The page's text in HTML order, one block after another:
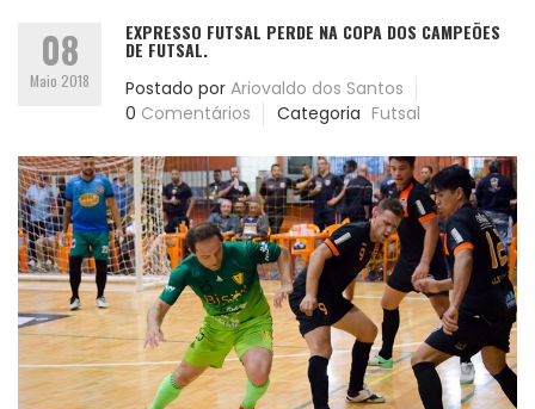
08
Maio 2018
EXPRESSO FUTSAL PERDE NA COPA DOS CAMPEÕES
DE FUTSAL.
Postado por Ariovaldo dos Santos
0 Comentários Categoria Futsal